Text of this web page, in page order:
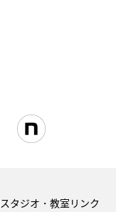
タジオ・教室リンク